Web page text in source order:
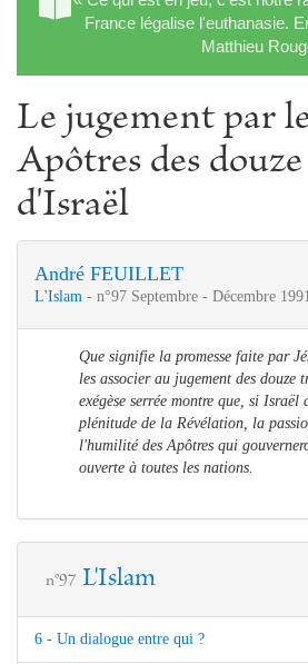
France légalise l'euthanasie.
Matthieu
Le jugement par
Apôtres des
d'Israël
André FEUILLET
L'Islam - n°97 Septembre - Décembre
Que signifie la promesse faite par
les associer au jugement des douze
exégèse serrée montre que, si
plénitude de la Révélation, la
l'humilité des Apôtres qui
ouverte à toutes les nations.
n°97 L'Islam
6 - Un dialogue entre qui ?